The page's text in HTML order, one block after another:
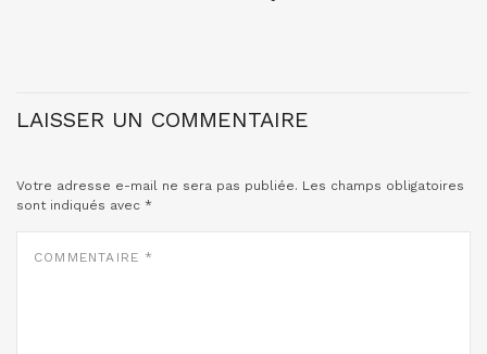
LAISSER UN COMMENTAIRE
Votre adresse e-mail ne sera pas publiée. Les champs obligatoires
sont indiqués avec *
COMMENTAIRE